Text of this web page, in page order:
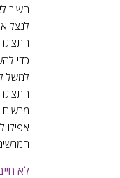
חשוב
לנצל
כדי
למשל
מרשים
אפילו
לא